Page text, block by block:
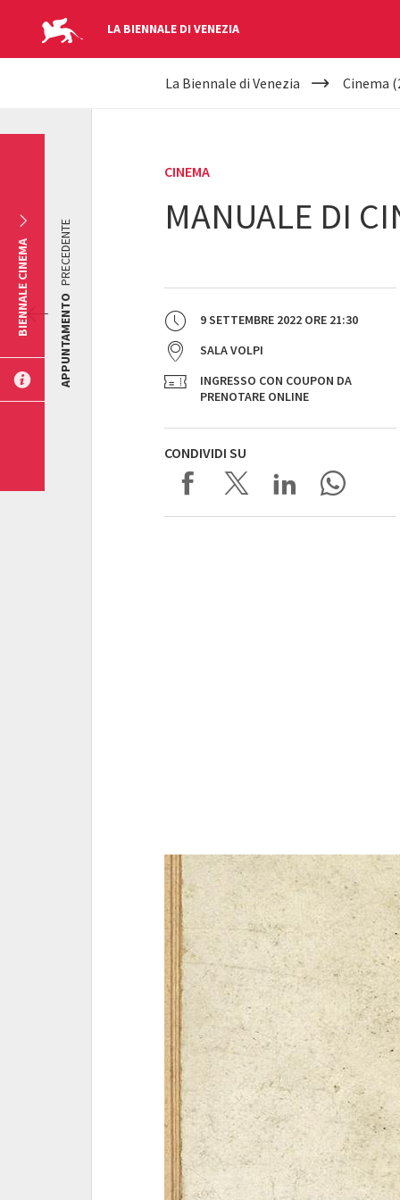
LA BIENNALE DI VENEZIA
YOUR
La Biennale di Venezia Cinema
CINEMA
MANUALE DI
9 SETTEMBRE 2022 ORE 21:30
SALA VOLPI
INGRESSO CON COUPON DA
PRENOTARE ONLINE
CONDIVIDI SU
APPUNTAMENTO
PRECEDENTE
BIENNALE CINEMA